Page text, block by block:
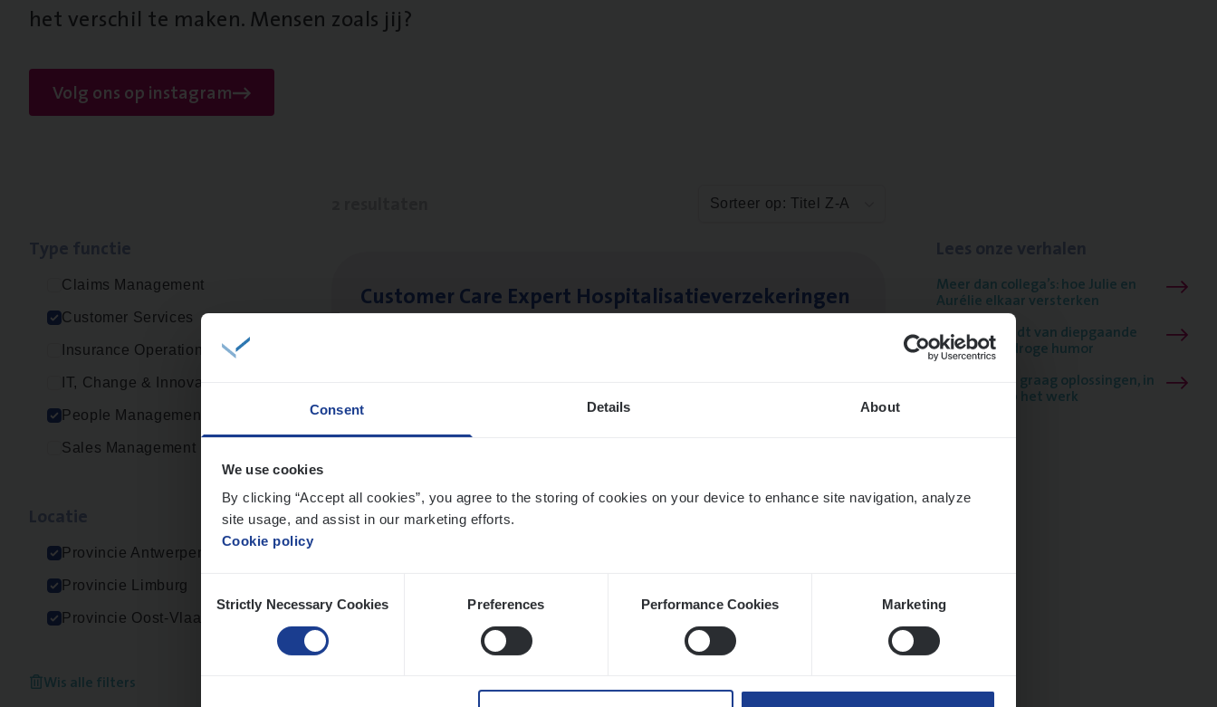
Consent Details About
We use cookies
By clicking “Accept all cookies”, you agree to the storing of cookies on your device to enhance site navigation, analyze
site usage, and assist in our marketing efforts.
Cookie policy
Selection
Strictly Necessary Cookies Preferences Performance Cookies Marketing
het verschil te maken. Mensen zoals jij?
Volg ons op instagram
Claims Management
Customer Services
Insurance Operations
IT, Change & Innovation
People Management
Sales Management
Provincie Antwerpen
Provincie Limburg
Provincie Oost-Vlaanderen
Wis alle filters
Sorteer op: Titel Z-A
Cus­to­mer Care Expert Hospitalisatieverzekeringen
People Management, Sales Management
Meer dan collega’s: hoe Julie en
Aurélie elkaar versterken
Mathias houdt van diepgaande
dossiers én droge humor
Thalia zoekt graag oplossingen, in
games én op het werk